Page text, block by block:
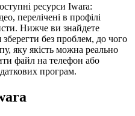
ресурси Iwara:
перелічені в профілі
Нижче ви знайдете
без проблем, до чого
яку якість можна реально
файл на телефон або
програм.